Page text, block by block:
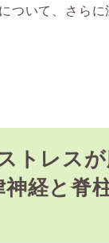
ついて、さらに
トレス
経と脊